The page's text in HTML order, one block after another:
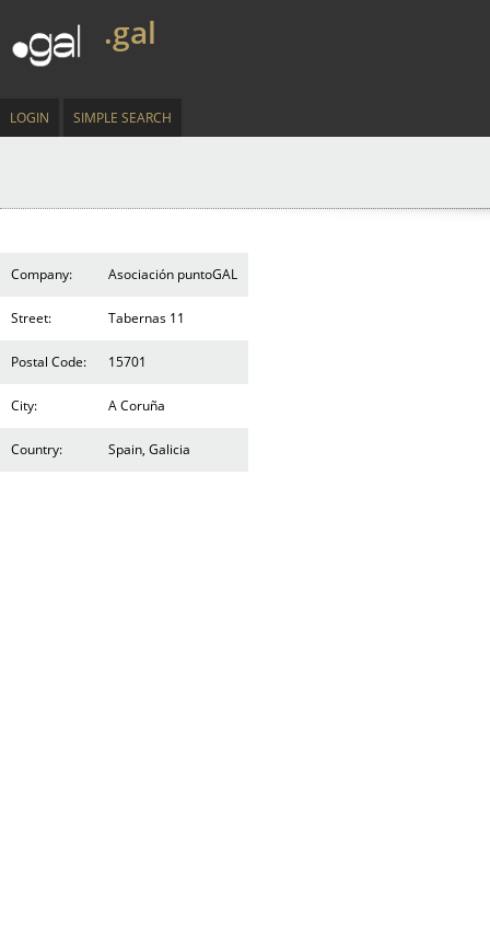
.gal
LOGIN SIMPLE SEARCH
Company: Asociación puntoGAL
Street: Tabernas 11
Postal Code: 15701
City: A Coruña
Country: Spain, Galicia